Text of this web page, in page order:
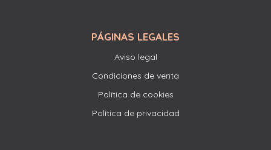
PÁGINAS LEGALES
Aviso legal
Condiciones de venta
Política de cookies
Política de privacidad